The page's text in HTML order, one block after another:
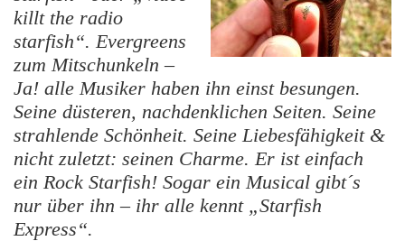
killt the radio
starfish“. Evergreens
zum Mitschunkeln –
Ja! alle Musiker haben ihn einst besungen.
Seine düsteren, nachdenklichen Seiten. Seine
strahlende Schönheit. Seine Liebesfähigkeit &
nicht zuletzt: seinen Charme. Er ist einfach
ein Rock Starfish! Sogar ein Musical gibt´s
nur über ihn – ihr alle kennt „Starfish
Express“.